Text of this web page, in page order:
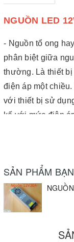
NGUỒN LED
- Nguồn tổ ong
phân biệt giữa
thường. Là thiết
điện áp một
với thiết bị sử
kế với mức điện
- Nguồn xung
cao dùng biến áp
kích thước và
linh kiện chuyển
SẢN PHẨM